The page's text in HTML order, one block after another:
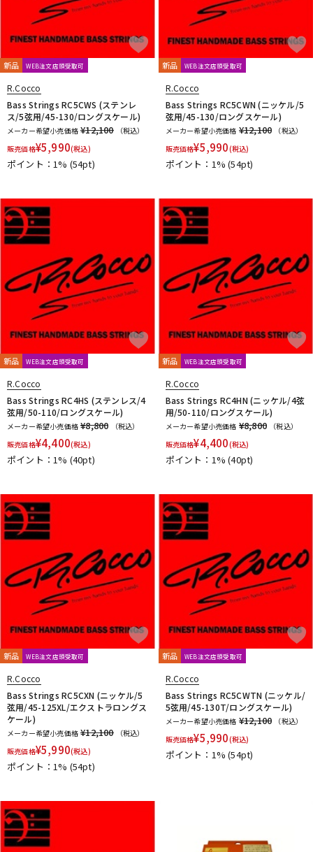
ヴィンテージ
新品 WEB注文店頭受取可
R.Cocco
Bass Strings RC5CWS (ステンレ
ス/5弦用/45-130/ロングスケール)
メーカー希望小売価格 ¥12,100
（税込）
販売価格¥5,990(税込)
ポイント：1% (54pt)
新品 WEB注文店頭受取可
R.Cocco
Bass Strings RC5CWN (ニッケル/5
弦用/45-130/ロングスケール)
メーカー希望小売価格 ¥12,100
（税込）
販売価格¥5,990(税込)
ポイント：1%(54pt)
新品 WEB注文店頭受取可
R.Cocco
Bass Strings RC4HS (ステンレス/4
弦用/50-110/ロングスケール)
メーカー希望小売価格 ¥8,800
（税込）
販売価格¥4,400(税込)
ポイント：1% (40pt)
新品 WEB注文店頭受取可
R.Cocco
Bass Strings RC4HN (ニッケル/4弦
用/50-110/ロングスケール)
メーカー希望小売価格 ¥8,800
（税込）
販売価格¥4,400(税込)
ポイント：1%(40pt)
新品 WEB注文店頭受取可
R.Cocco
Bass Strings RC5CXN (ニッケル/5
弦用/45-125XL/エクストラロングス
ケール)
メーカー希望小売価格 ¥12,100
（税込）
販売価格¥5,990(税込)
ポイント：1% (54pt)
新品 WEB注文店頭受取可
R.Cocco
Bass Strings RC5CWTN (ニッケル/
5弦用/45-130T/ロングスケール)
メーカー希望小売価格 ¥12,100
（税込）
販売価格¥5,990(税込)
ポイント：1%(54pt)